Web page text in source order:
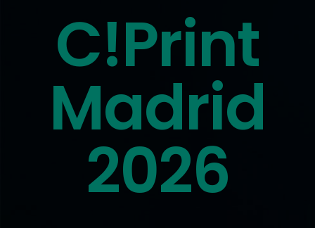
C!Print
Madrid
2026